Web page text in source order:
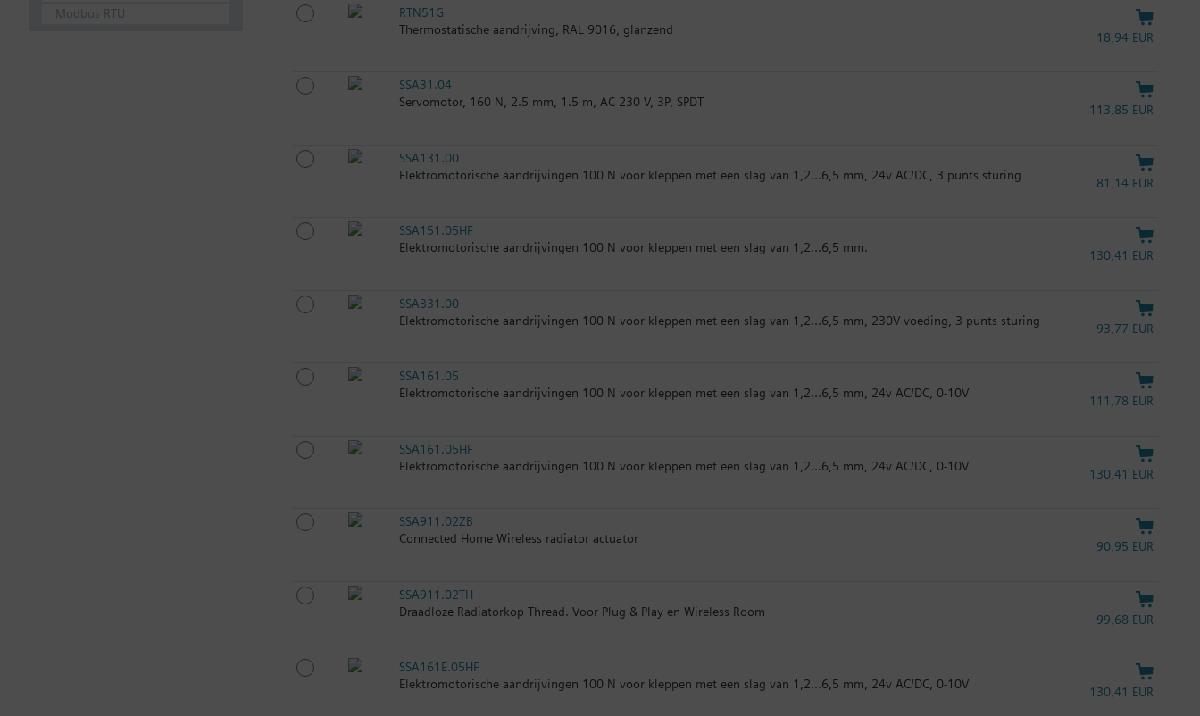
Modbus RTU
RTN51G
Thermostatische aandrijving, RAL 9016, glanzend
18,94 EUR
SSA31.04
Servomotor, 160 N, 2.5 mm, 1.5 m, AC 230 V, 3P, SPDT
113,85 EUR
SSA131.00
Elektromotorische aandrijvingen 100 N voor kleppen met een slag van 1,2...6,5 mm, 24v AC/DC, 3 punts sturing
81,14 EUR
SSA151.05HF
Elektromotorische aandrijvingen 100 N voor kleppen met een slag van 1,2...6,5 mm.
130,41 EUR
SSA331.00
Elektromotorische aandrijvingen 100 N voor kleppen met een slag van 1,2...6,5 mm, 230V voeding, 3 punts sturing
93,77 EUR
SSA161.05
Elektromotorische aandrijvingen 100 N voor kleppen met een slag van 1,2...6,5 mm, 24v AC/DC, 0-10V
111,78 EUR
SSA161.05HF
Elektromotorische aandrijvingen 100 N voor kleppen met een slag van 1,2...6,5 mm, 24v AC/DC, 0-10V
130,41 EUR
SSA911.02ZB
Connected Home Wireless radiator actuator
90,95 EUR
SSA911.02TH
Draadloze Radiatorkop Thread. Voor Plug & Play en Wireless Room
99,68 EUR
SSA161E.05HF
Elektromotorische aandrijvingen 100 N voor kleppen met een slag van 1,2...6,5 mm, 24v AC/DC, 0-10V
130,41 EUR